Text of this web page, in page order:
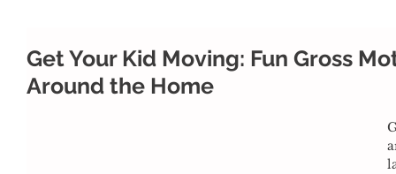
Get Your Kid Moving: Fun Gross
Around the Home